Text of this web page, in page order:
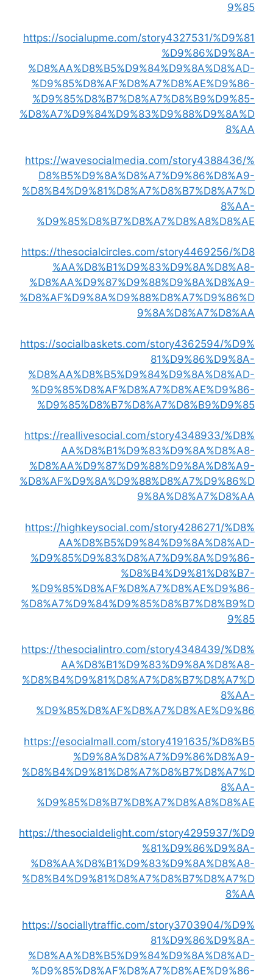
9%85
https://socialupme.com/story4327531/%D9%81
%D9%86%D9%8A-
%D8%AA%D8%B5%D9%84%D9%8A%D8%AD-
%D9%85%D8%AF%D8%A7%D8%AE%D9%86-
%D9%85%D8%B7%D8%A7%D8%B9%D9%85-
%D8%A7%D9%84%D9%83%D9%88%D9%8A%D
8%AA
https://wavesocialmedia.com/story4388436/%
D8%B5%D9%8A%D8%A7%D9%86%D8%A9-
%D8%B4%D9%81%D8%A7%D8%B7%D8%A7%D
8%AA-
%D9%85%D8%B7%D8%A7%D8%A8%D8%AE
https://thesocialcircles.com/story4469256/%D8
%AA%D8%B1%D9%83%D9%8A%D8%A8-
%D8%AA%D9%87%D9%88%D9%8A%D8%A9-
%D8%AF%D9%8A%D9%88%D8%A7%D9%86%D
9%8A%D8%A7%D8%AA
https://socialbaskets.com/story4362594/%D9%
81%D9%86%D9%8A-
%D8%AA%D8%B5%D9%84%D9%8A%D8%AD-
%D9%85%D8%AF%D8%A7%D8%AE%D9%86-
%D9%85%D8%B7%D8%A7%D8%B9%D9%85
https://reallivesocial.com/story4348933/%D8%
AA%D8%B1%D9%83%D9%8A%D8%A8-
%D8%AA%D9%87%D9%88%D9%8A%D8%A9-
%D8%AF%D9%8A%D9%88%D8%A7%D9%86%D
9%8A%D8%A7%D8%AA
https://highkeysocial.com/story4286271/%D8%
AA%D8%B5%D9%84%D9%8A%D8%AD-
%D9%85%D9%83%D8%A7%D9%8A%D9%86-
%D8%B4%D9%81%D8%B7-
%D9%85%D8%AF%D8%A7%D8%AE%D9%86-
%D8%A7%D9%84%D9%85%D8%B7%D8%B9%D
9%85
https://thesocialintro.com/story4348439/%D8%
AA%D8%B1%D9%83%D9%8A%D8%A8-
%D8%B4%D9%81%D8%A7%D8%B7%D8%A7%D
8%AA-
%D9%85%D8%AF%D8%A7%D8%AE%D9%86
https://esocialmall.com/story4191635/%D8%B5
%D9%8A%D8%A7%D9%86%D8%A9-
%D8%B4%D9%81%D8%A7%D8%B7%D8%A7%D
8%AA-
%D9%85%D8%B7%D8%A7%D8%A8%D8%AE
https://thesocialdelight.com/story4295937/%D9
%81%D9%86%D9%8A-
%D8%AA%D8%B1%D9%83%D9%8A%D8%A8-
%D8%B4%D9%81%D8%A7%D8%B7%D8%A7%D
8%AA
https://sociallytraffic.com/story3703904/%D9%
81%D9%86%D9%8A-
%D8%AA%D8%B5%D9%84%D9%8A%D8%AD-
%D9%85%D8%AF%D8%A7%D8%AE%D9%86-